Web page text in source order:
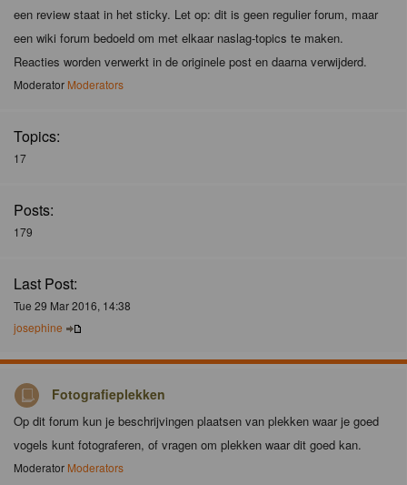
een review staat in het sticky. Let op: dit is geen regulier forum, maar
een wiki forum bedoeld om met elkaar naslag-topics te maken.
Reacties worden verwerkt in de originele post en daarna verwijderd.
Moderator Moderators
Topics:
17
Posts:
179
Last Post:
Tue 29 Mar 2016, 14:38
josephine
Fotografieplekken
Op dit forum kun je beschrijvingen plaatsen van plekken waar je goed
vogels kunt fotograferen, of vragen om plekken waar dit goed kan.
Moderator Moderators